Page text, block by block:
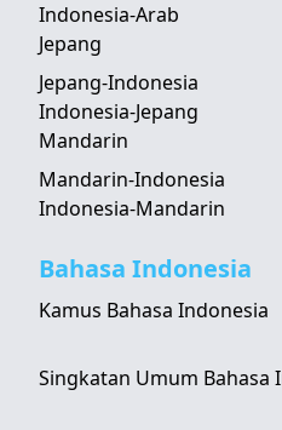
Indonesia-Arab
Jepang
Jepang-Indonesia
Indonesia-Jepang
Mandarin
Mandarin-Indonesia
Indonesia-Mandarin
Bahasa Indonesia
Kamus Bahasa Indonesia
Singkatan Umum Bahasa